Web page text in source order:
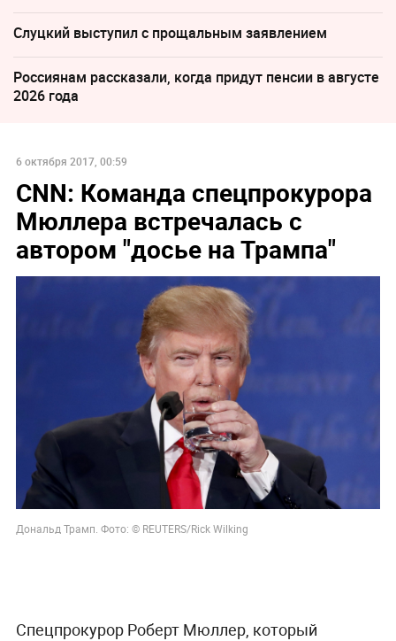
Слуцкий выступил с прощальным заявлением
Россиянам рассказали, когда придут пенсии в августе
2026 года
6 октября 2017, 00:59
CNN: Команда спецпрокурора
Мюллера встречалась с
автором "досье на Трампа"
Дональд Трамп. Фото: © REUTERS/Rick Wilking
Спецпрокурор Роберт Мюллер, который